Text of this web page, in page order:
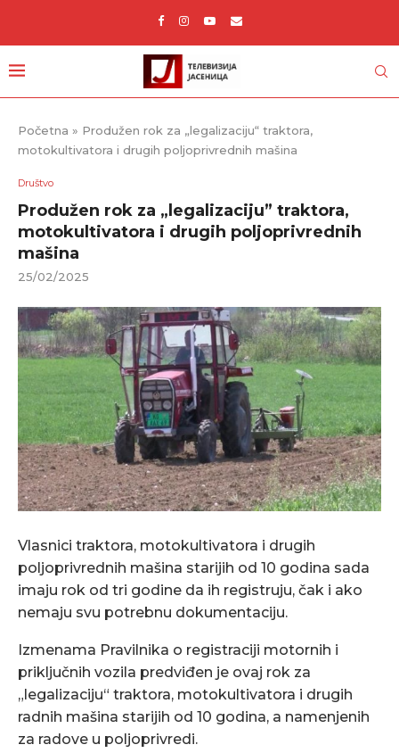
Početna » Produžen rok za „legalizaciju“ traktora,
motokultivatora i drugih poljoprivrednih mašina
Društvo
Produžen rok za „legalizaciju” traktora,
motokultivatora i drugih poljoprivrednih
mašina
25/02/2025
Vlasnici traktora, motokultivatora i drugih
poljoprivrednih mašina starijih od 10 godina sada
imaju rok od tri godine da ih registruju, čak i ako
nemaju svu potrebnu dokumentaciju.
Izmenama Pravilnika o registraciji motornih i
priključnih vozila predviđen je ovaj rok za
„legalizaciju“ traktora, motokultivatora i drugih
radnih mašina starijih od 10 godina, a namenjenih
za radove u poljoprivredi.